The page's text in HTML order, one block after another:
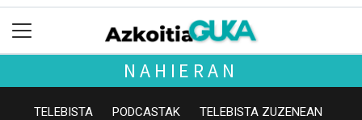
NAHIERAN
TELEBISTA PODCASTAK TELEBISTA ZUZENEAN